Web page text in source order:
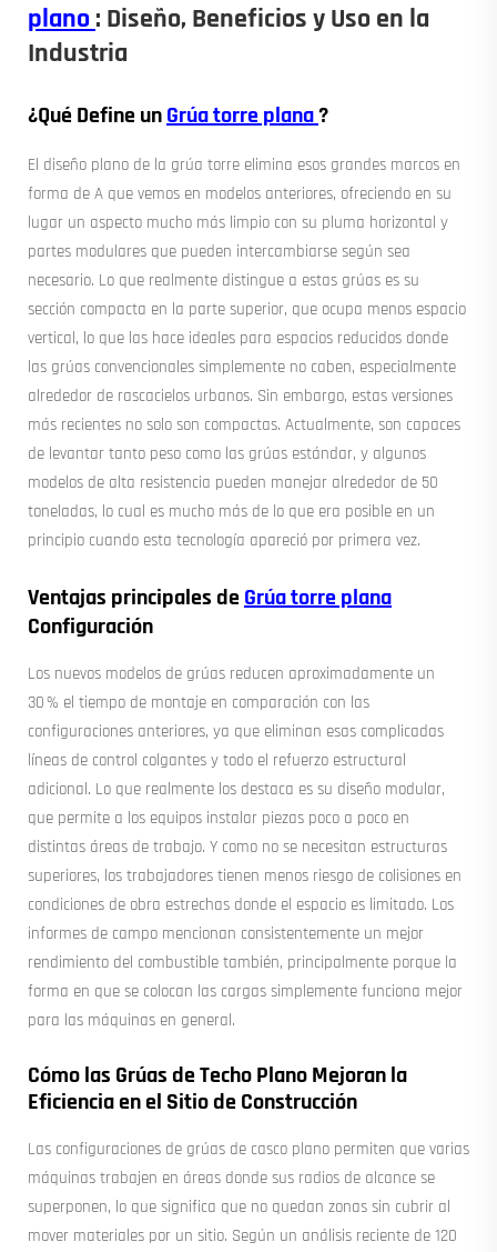
plano : Diseño, Beneficios y Uso en la
Industria
¿Qué Define unGrúa torre plana?
El diseño plano de la grúa torre elimina esos grandes marcos en
forma de A que vemos en modelos anteriores, ofreciendo en su
lugar un aspecto mucho más limpio con su pluma horizontal y
partes modulares que pueden intercambiarse según sea
necesario. Lo que realmente distingue a estas grúas es su
sección compacta en la parte superior, que ocupa menos espacio
vertical, lo que las hace ideales para espacios reducidos donde
las grúas convencionales simplemente no caben, especialmente
alrededor de rascacielos urbanos. Sin embargo, estas versiones
más recientes no solo son compactas. Actualmente, son capaces
de levantar tanto peso como las grúas estándar, y algunos
modelos de alta resistencia pueden manejar alrededor de 50
toneladas, lo cual es mucho más de lo que era posible en un
principio cuando esta tecnología apareció por primera vez.
Ventajas principales de Grúa torre plana
Configuración
Los nuevos modelos de grúas reducen aproximadamente un
30 % el tiempo de montaje en comparación con las
configuraciones anteriores, ya que eliminan esas complicadas
líneas de control colgantes y todo el refuerzo estructural
adicional. Lo que realmente los destaca es su diseño modular,
que permite a los equipos instalar piezas poco a poco en
distintas áreas de trabajo. Y como no se necesitan estructuras
superiores, los trabajadores tienen menos riesgo de colisiones en
condiciones de obra estrechas donde el espacio es limitado. Los
informes de campo mencionan consistentemente un mejor
rendimiento del combustible también, principalmente porque la
forma en que se colocan las cargas simplemente funciona mejor
para las máquinas en general.
Cómo las Grúas de Techo Plano Mejoran la
Eficiencia en el Sitio de Construcción
Las configuraciones de grúas de casco plano permiten que varias
máquinas trabajen en áreas donde sus radios de alcance se
superponen, lo que significa que no quedan zonas sin cubrir al
mover materiales por un sitio. Según un análisis reciente de 120